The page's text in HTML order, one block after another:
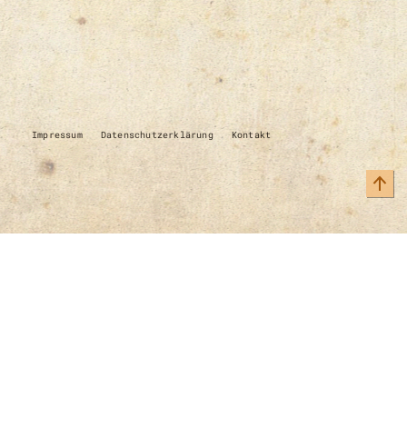
Impressum Datenschutzerklärung Kontakt